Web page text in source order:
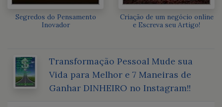
Segredos do Pensamento
Inovador
Criação de um negócio online
e Escreva seu Artigo!
Transformação Pessoal Mude sua
Vida para Melhor e 7 Maneiras de
Ganhar DINHEIRO no Instagram!!